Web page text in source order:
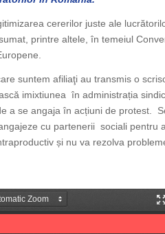
cererilor juste ale
printre altele, în temeiul
suntem afiliaţi au transmis o
imixtiunea în administrația
a se angaja în acțiuni de protest.
cu partenerii sociali pentru
și nu va rezolva